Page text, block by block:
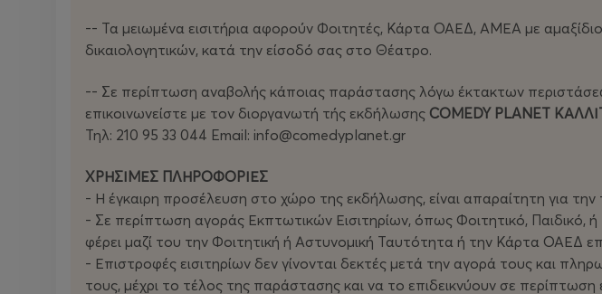
-- Τα μειωμένα εισιτήρια αφορούν Φοιτητές, Κάρτα ΟΑΕΔ, ΑΜΕΑ με
δικαιολογητικών, κατά την είσοδό σας στο Θέατρο.
-- Σε περίπτωση αναβολής κάποιας παράστασης λόγω έκτακτων
επικοινωνείστε με τον διοργανωτή τής εκδήλωσης COMEDY PLANET
Τηλ: 210 95 33 044 Email: info@comedyplanet.gr
ΧΡΗΣΙΜΕΣ ΠΛΗΡΟΦΟΡΙΕΣ
- Η έγκαιρη προσέλευση στο χώρο της εκδήλωσης, είναι απαραίτητη για
- Σε περίπτωση αγοράς Εκπτωτικών Εισιτηρίων, όπως Φοιτητικό, Παιδικό, ή
φέρει μαζί του την Φοιτητική ή Αστυνομική Ταυτότητα ή την Κάρτα ΟΑΕΔ
- Επιστροφές εισιτηρίων δεν γίνονται δεκτές μετά την αγορά τους και
τους, μέχρι το τέλος της παράστασης και να το επιδεικνύουν σε